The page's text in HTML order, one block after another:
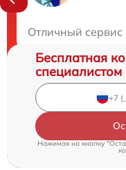
Отличный
Бесплатная
специалистом
Нажимая на кнопку